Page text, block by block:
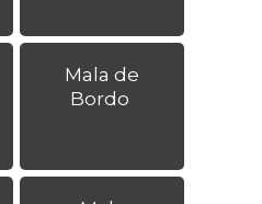
Mala de
Bordo